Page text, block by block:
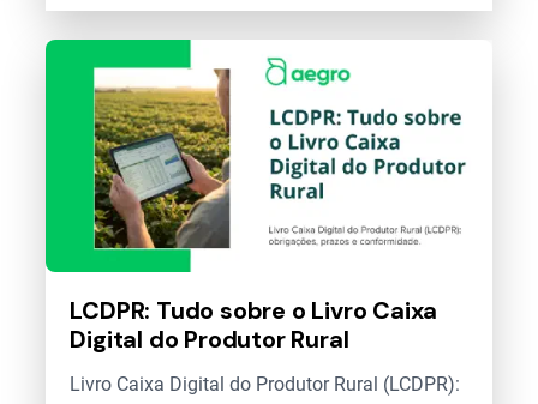
LCDPR: Tudo sobre o Livro Caixa
Digital do Produtor Rural
Livro Caixa Digital do Produtor Rural (LCDPR):